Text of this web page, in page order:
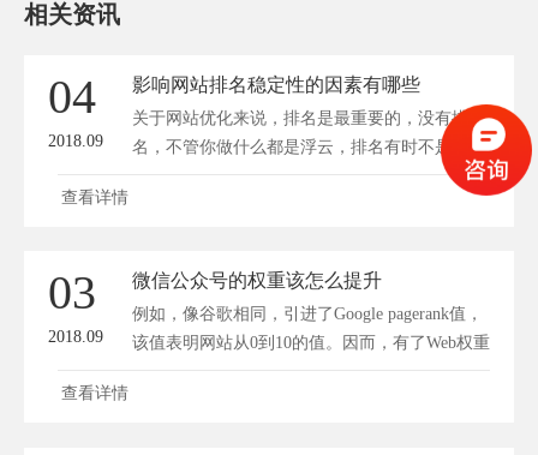
相关资讯
04
2018.09
影响网站排名稳定性的因素有哪些
关于网站优化来说，排名是最重要的，没有排
名，不管你做什么都是浮云，排名有时不是咱们
的希望...
查看详情
03
2018.09
微信公众号的权重该怎么提升
例如，像谷歌相同，引进了Google pagerank值，
该值表明网站从0到10的值。因而，有了Web权重
的...
查看详情